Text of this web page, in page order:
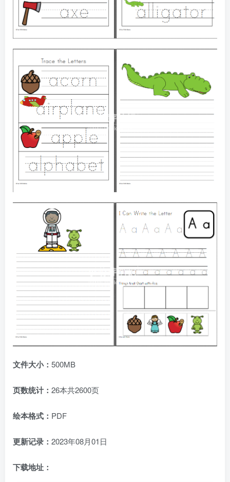
文件大小： 500MB
页数统计： 26本共2600页
绘本格式： PDF
更新记录： 2023年08月01日
下载地址：